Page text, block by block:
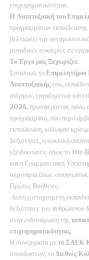
επιχειρηματικότητας.
Η Αναπτυξιακή του
προγραμμάτων εκπαίδευσης
βελτιώσει την
μοναδικές ευκαιρίες σε
Το Έργο μας Ξεχωρίζει:
Συνολικά, το
Αναπτυξιακήςτου,
ανέργων, εργαζομένων και
2024, προσφέροντας πάνω
προγράμματα, που
εκπαίδευση, κάλυψαν
δεξιότητες, η κυκλική
εξειδικεύσεις όπως το
και η Γραμματειακή
σεμινάρια όπως
Πρώτες Βοήθειες.
Αυτή η στοχευμένη
δεξιότητες του ανθρώπινου
στην ενδυνάμωση της
επιχειρηματικότητας.
Η συνεργασία με το ΣΑΕΚ
σπουδαστών, τοΔιεθνές